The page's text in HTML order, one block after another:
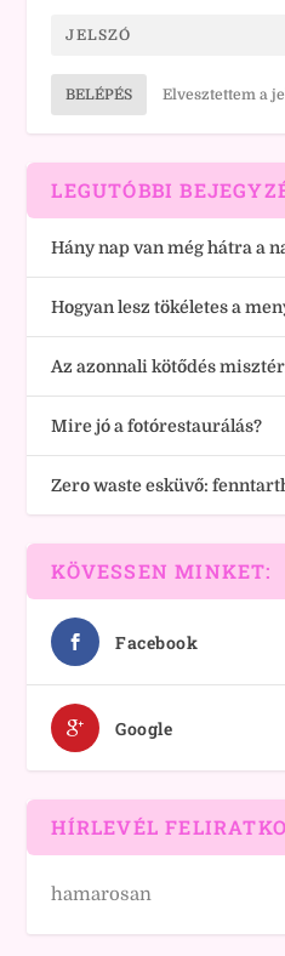
BELÉPÉS Elvesztettem a
LEGUTÓBBI
Hány nap van még hátra a
Hogyan lesz tökéletes a
Az azonnali kötődés
Mire jó a fotórestaurálás?
Zero waste esküvő:
KÖVESSEN MINKET:
Facebook
Google
HÍRLEVÉL
hamarosan